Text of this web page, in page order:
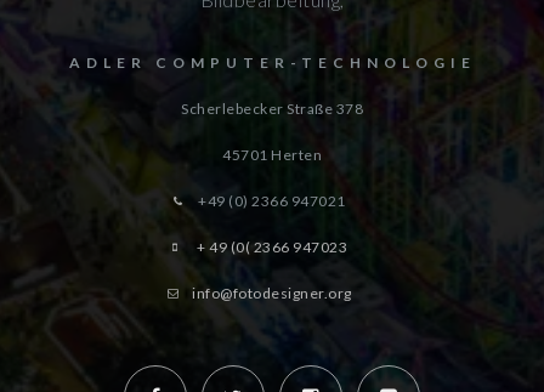
ADLER COMPUTER-TECHNOLOGIE
Scherlebecker Straße 378
45701 Herten
+49 (0) 2366 947021
+ 49 (0( 2366 947023
info@fotodesigner.org